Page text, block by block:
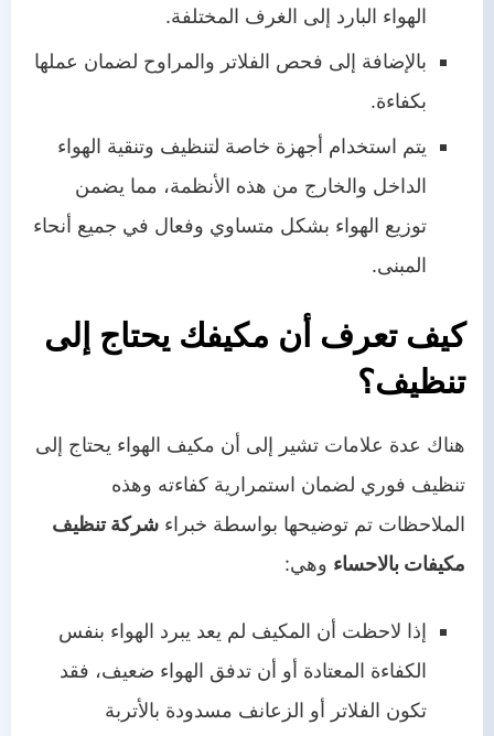
الهواء البارد إلى الغرف المختلفة.
بالإضافة إلى فحص الفلاتر والمراوح لضمان عملها
بكفاءة.
يتم استخدام أجهزة خاصة لتنظيف وتنقية الهواء
الداخل والخارج من هذه الأنظمة، مما يضمن
توزيع الهواء بشكل متساوي وفعال في جميع أنحاء
المبنى.
كيف تعرف أن مكيفك يحتاج إلى
تنظيف؟
هناك عدة علامات تشير إلى أن مكيف الهواء يحتاج إلى
تنظيف فوري لضمان استمرارية كفاءته وهذه
الملاحظات تم توضيحها بواسطة خبراء شركة تنظيف
مكيفات بالاحساء وهي:
إذا لاحظت أن المكيف لم يعد يبرد الهواء بنفس
الكفاءة المعتادة أو أن تدفق الهواء ضعيف، فقد
تكون الفلاتر أو الزعانف مسدودة بالأتربة